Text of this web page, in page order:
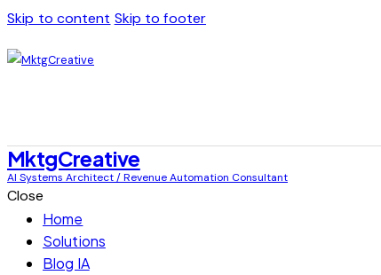
Skip to content Skip to footer
MktgCreative
AI Systems Architect / Revenue Automation Consultant
Close
Home
Solutions
Blog IA